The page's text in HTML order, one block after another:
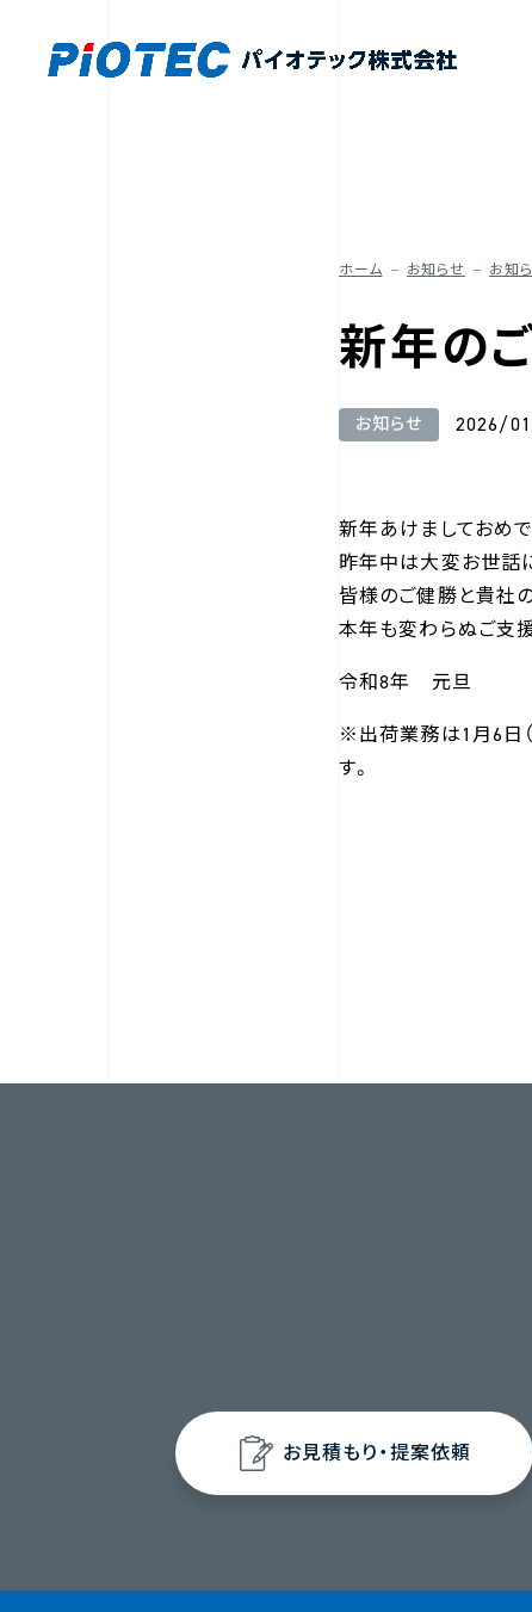
ホーム お知らせ お知
新年の
お知らせ 2026/
新年あけましておめで
昨年中は大変お世話
皆様のご健勝と貴社
本年も変わらぬご支
令和8年 元旦
※出荷業務は1月6日
す。
お見積もり・提案依頼